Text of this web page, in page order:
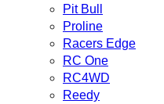
Pit Bull
Proline
Racers Edge
RC One
RC4WD
Reedy